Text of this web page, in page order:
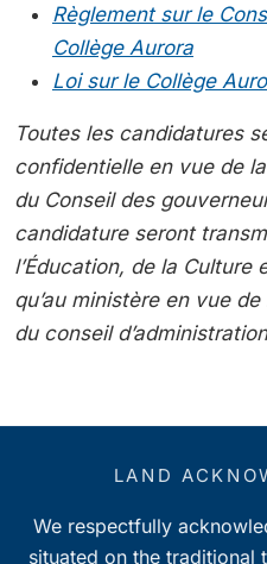
Règlement sur le
Collège Aurora
Loi sur le Collège
Toutes les candidatures
confidentielle en vue de
du Conseil des
candidature seront
l’Éducation, de la Culture
qu’au ministère en vue
du conseil
LAND
We respectfully
situated on the traditional